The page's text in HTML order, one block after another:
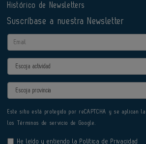
Histórico de Newsletters
Suscríbase a nuestra Newsletter
Email
Actividad
Provincia
Este sitio está protegido por reCAPTCHA y se aplican la
los Términos de servicio de Google.
He leído y entiendo la Política de Privacidad